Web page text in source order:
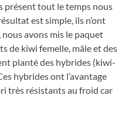
présent tout le temps nous
est simple, ils n’ont
avons mis le paquet
de kiwi femelle, mâle et des
planté des hybrides (kiwi-
hybrides ont l’avantage
très résistants au froid car